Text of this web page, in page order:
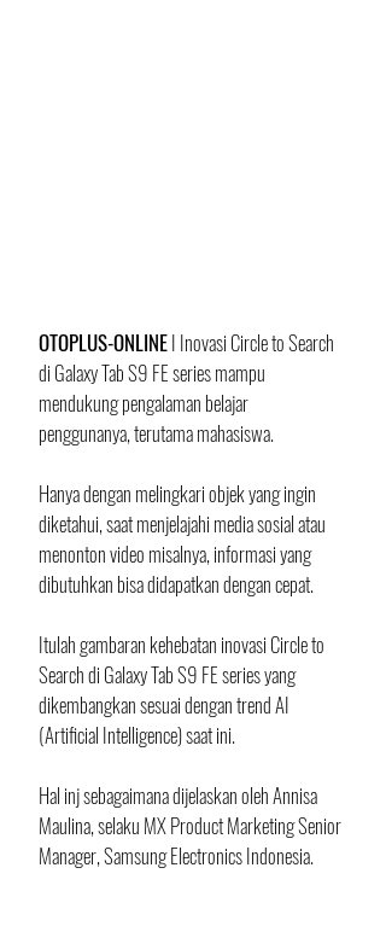
OTOPLUS-ONLINE I Inovasi Circle to Search
di Galaxy Tab S9 FE series mampu
mendukung pengalaman belajar
penggunanya, terutama mahasiswa.
Hanya dengan melingkari objek yang ingin
diketahui, saat menjelajahi media sosial atau
menonton video misalnya, informasi yang
dibutuhkan bisa didapatkan dengan cepat.
Itulah gambaran kehebatan inovasi Circle to
Search di Galaxy Tab S9 FE series yang
dikembangkan sesuai dengan trend AI
(Artificial Intelligence) saat ini.
Hal inj sebagaimana dijelaskan oleh Annisa
Maulina, selaku MX Product Marketing Senior
Manager, Samsung Electronics Indonesia.